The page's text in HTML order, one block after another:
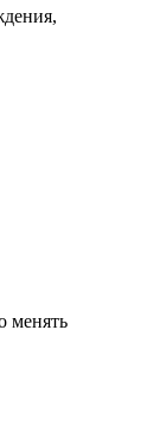
менять